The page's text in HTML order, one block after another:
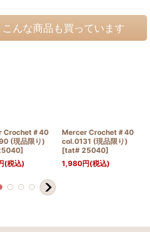
んな商品も買っています
Crochet＃40
(現品限り)
]
(税込)
Mercer Crochet＃40
col.0131 (現品限り)
[tat# 25040]
1,980円(税込)